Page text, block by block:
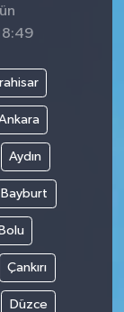
Aydın
Bayburt
Bolu
Çankırı
Düzce